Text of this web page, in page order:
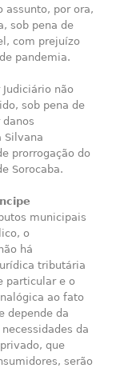
assunto, por ora,
sob pena de
com prejuízo
pandemia.
não
sob pena de
Silvana
prorrogação do
Sorocaba.
municipais
o
há
tributária
particular e o
ao fato
depende da
da
que
serão